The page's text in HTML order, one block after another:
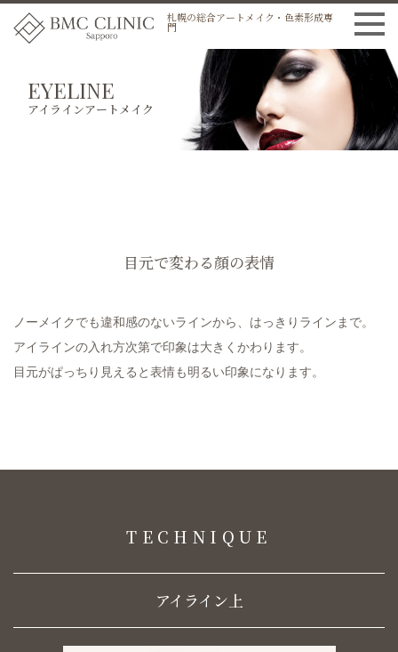
札幌の総合アートメイク・色素形成専
門
EYELINE
アイラインアートメイク
目元で変わる顔の表情
ノーメイクでも違和感のないラインから、はっきりラインまで。
アイラインの入れ方次第で印象は大きくかわります。
目元がぱっちり見えると表情も明るい印象になります。
TECHNIQUE
アイライン上